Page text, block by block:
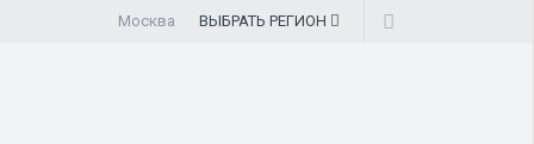
Москва ВЫБРАТЬ РЕГИОН